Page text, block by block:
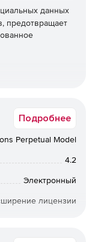
данных
предотвращает
USB-устройства,
Подробнее
Perpetual Model
4.2
Электронный
лицензии